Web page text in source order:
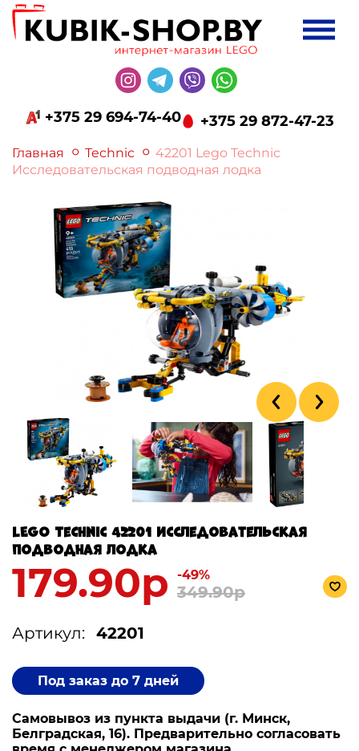
+375 29 694-74-40 +375 29 872-47-23
Главная Technic
42201 Lego Technic
Исследовательская подводная лодка
LEGO Technic 42201 Исследовательская
подводная лодка
179.90р -49%
349.90р
Артикул: 42201
Под заказ до 7 дней
Самовывоз из пункта выдачи (г. Минск,
Белградская, 16). Предварительно согласовать